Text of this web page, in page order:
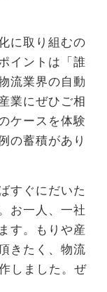
に取り組むの
イントは「誰
流業界の自動
業にぜひご相
ケースを体験
の蓄積があり
すぐにだいた
お一人、一社
す。もりや産
きたく、物流
しました。ぜ